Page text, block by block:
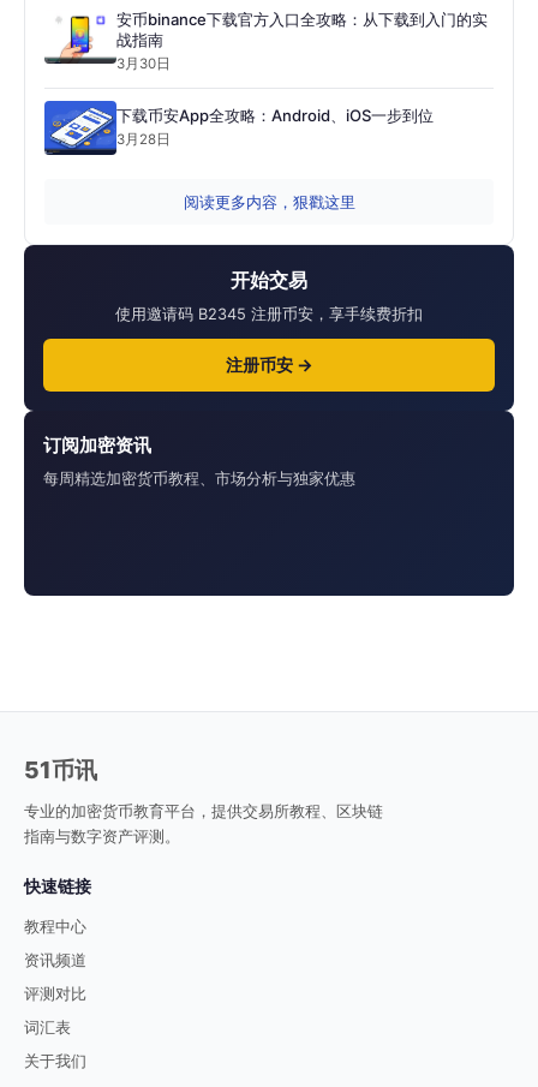
安币binance下载官方入口全攻略：从下载到入门的实
战指南
3月30日
下载币安App全攻略：Android、iOS一步到位
3月28日
阅读更多内容，狠戳这里
开始交易
使用邀请码 B2345 注册币安，享手续费折扣
注册币安 →
订阅加密资讯
每周精选加密货币教程、市场分析与独家优惠
51币讯
专业的加密货币教育平台，提供交易所教程、区块链
指南与数字资产评测。
快速链接
教程中心
资讯频道
评测对比
词汇表
关于我们